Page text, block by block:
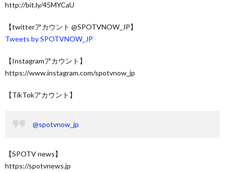
http://bit.ly/45MYCaU
【twitterアカウント @SPOTVNOW_JP】
Tweets by SPOTVNOW_JP
【Instagramアカウント】
https://www.instagram.com/spotvnow_jp
【TikTokアカウント】
@spotvnow_jp
【SPOTV news】
https://spotvnews.jp